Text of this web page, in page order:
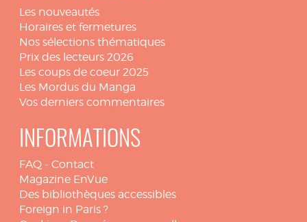
Les nouveautés
Horaires et fermetures
Nos sélections thématiques
Prix des lecteurs 2026
Les coups de coeur 2025
Les Mordus du Manga
Vos derniers commentaires
INFORMATIONS
FAQ - Contact
Magazine EnVue
Des bibliothèques accessibles
Foreign in Paris ?